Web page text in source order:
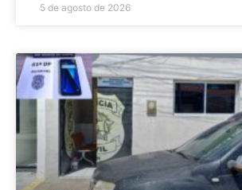
5 de agosto de 2026